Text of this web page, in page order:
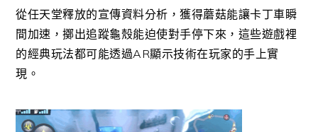
從任天堂釋放的宣傳資料分析，獲得蘑菇能讓卡丁車瞬
間加速，擲出追蹤龜殼能迫使對手停下來，這些遊戲裡
的經典玩法都可能透過AR顯示技術在玩家的手上實
現。